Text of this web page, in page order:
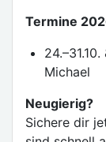
Termine
24.–31.10.
Michael
Neugierig?
Sichere dir